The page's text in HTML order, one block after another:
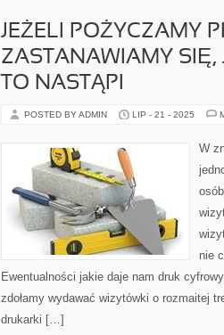
JEŻELI POŻYCZAMY
ZASTANAWIAMY SIĘ,
TO NASTĄPI
POSTED BY ADMIN LIP - 21 - 2025
W
nie
Ewentualności jakie daje nam druk
zdołamy wydawać wizytówki o rozmaitej
drukarki […]